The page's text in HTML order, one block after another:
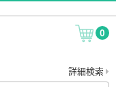
0
詳細検索